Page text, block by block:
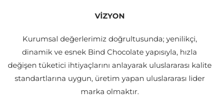
VİZYON
Kurumsal değerlerimiz doğrultusunda; yenilikçi,
dinamik ve esnek Bind Chocolate yapısıyla, hızla
değişen tüketici ihtiyaçlarını anlayarak uluslararası kalite
standartlarına uygun, üretim yapan uluslararası lider
marka olmaktır.